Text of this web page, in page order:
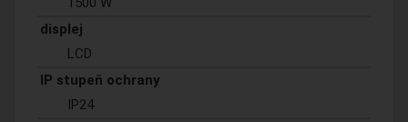
displej
LCD
IP stupeň ochrany
IP24